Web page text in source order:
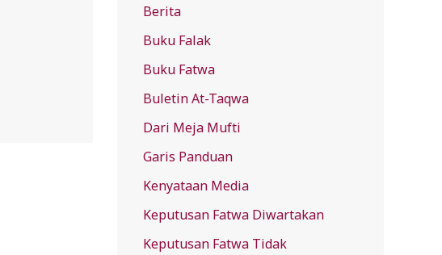
f
o
r
:
Berita
Buku Falak
Buku Fatwa
Buletin At-Taqwa
Dari Meja Mufti
Garis Panduan
Kenyataan Media
Keputusan Fatwa Diwartakan
Keputusan Fatwa Tidak